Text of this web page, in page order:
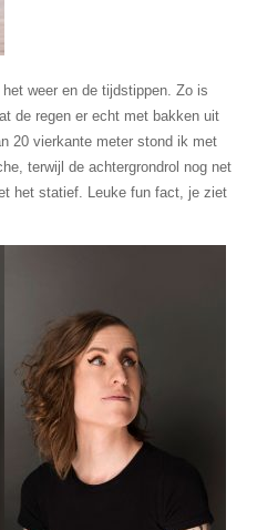
weer en de tijdstippen. Zo is
de regen er echt met bakken uit
20 vierkante meter stond ik met
terwijl de achtergrondrol nog net
het statief. Leuke fun fact, je ziet